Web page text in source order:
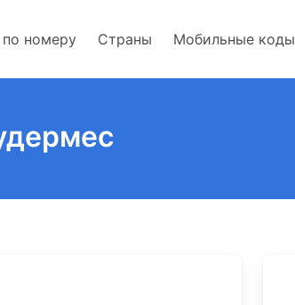
номеру Страны Мобильные коды